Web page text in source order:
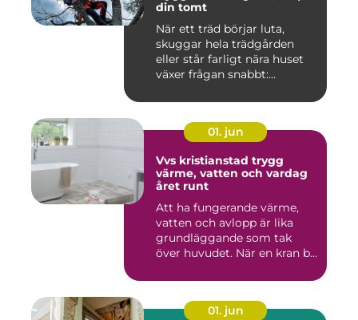
din tomt
När ett träd börjar luta,
skuggar hela trädgården
eller står farligt nära huset
växer frågan snabbt:...
01. jun
Vvs kristianstad trygg
värme, vatten och vardag
året runt
Att ha fungerande värme,
vatten och avlopp är lika
grundläggande som tak
över huvudet. När en kran b...
01. jun